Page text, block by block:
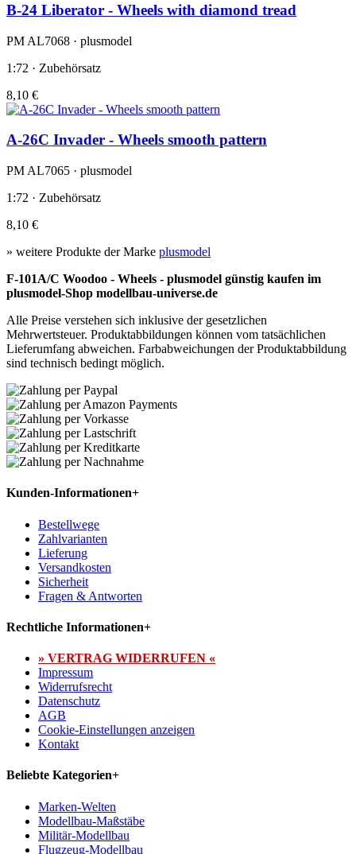
B-24 Liberator - Wheels with diamond tread
PM AL7068 · plusmodel
1:72 · Zubehörsatz
8,10 €
A-26C Invader - Wheels smooth pattern
PM AL7065 · plusmodel
1:72 · Zubehörsatz
8,10 €
» weitere Produkte der Marke plusmodel
F-101A/C Woodoo - Wheels - plusmodel günstig kaufen im
plusmodel-Shop modellbau-universe.de
Alle Preise verstehen sich inklusive der gesetzlichen
Mehrwertsteuer. Produktabbildungen können vom tatsächlichen
Lieferumfang abweichen. Farbabweichungen der Produktabbildung
sind technisch bedingt möglich.
Kunden-Informationen+
Bestellwege
Zahlvarianten
Lieferung
Versandkosten
Sicherheit
Fragen & Antworten
Rechtliche Informationen+
» VERTRAG WIDERRUFEN «
Impressum
Widerrufsrecht
Datenschutz
AGB
Cookie-Einstellungen anzeigen
Kontakt
Beliebte Kategorien+
Marken-Welten
Modellbau-Maßstäbe
Militär-Modellbau
Flugzeug-Modellbau